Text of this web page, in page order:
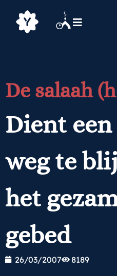
De salaah
Dient
weg te
het
gebed
26/03/2007 8189